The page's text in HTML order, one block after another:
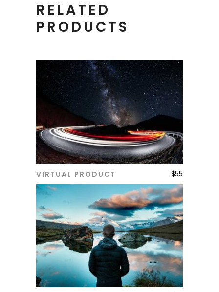
RELATED
PRODUCTS
ADD TO CART
VIRTUAL PRODUCT $55